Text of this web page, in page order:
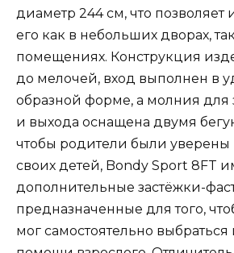
диаметр 244 см, что позволяет
его как в небольших дворах,
помещениях. Конструкция
до мелочей, вход выполнен в
образной форме, а молния для
и выхода оснащена двумя
чтобы родители были уверены
своих детей, Bondy Sport 8FT
дополнительные застёжки-
предназначенные для того,
мог самостоятельно выбраться